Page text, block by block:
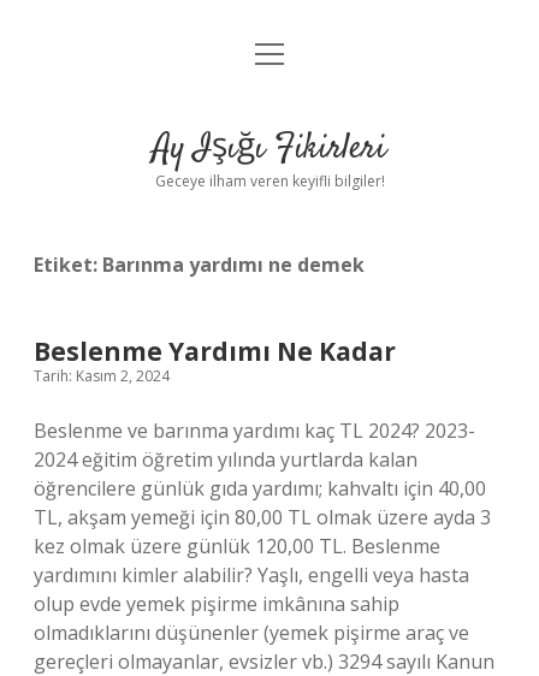
Anasayfa
Yasal Uyarı
menüyü
Ay Işığı Fikirleri
Geceye ilham veren keyifli bilgiler!
Etiket: Barınma yardımı ne demek
Beslenme Yardımı Ne Kadar
Tarih: Kasım 2, 2024
Beslenme ve barınma yardımı kaç TL 2024? 2023-
2024 eğitim öğretim yılında yurtlarda kalan
öğrencilere günlük gıda yardımı; kahvaltı için 40,00
TL, akşam yemeği için 80,00 TL olmak üzere ayda 3
kez olmak üzere günlük 120,00 TL. Beslenme
yardımını kimler alabilir? Yaşlı, engelli veya hasta
olup evde yemek pişirme imkânına sahip
olmadıklarını düşünenler (yemek pişirme araç ve
gereçleri olmayanlar, evsizler vb.) 3294 sayılı Kanun